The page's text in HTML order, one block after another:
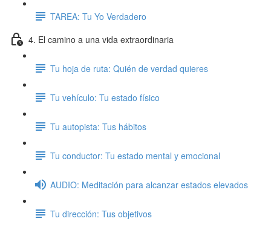
TAREA: Tu Yo Verdadero
4. El camino a una vida extraordinaria
Tu hoja de ruta: Quién de verdad quieres
Tu vehículo: Tu estado físico
Tu autopista: Tus hábitos
Tu conductor: Tu estado mental y emocional
AUDIO: Meditación para alcanzar estados elevados
Tu dirección: Tus objetivos